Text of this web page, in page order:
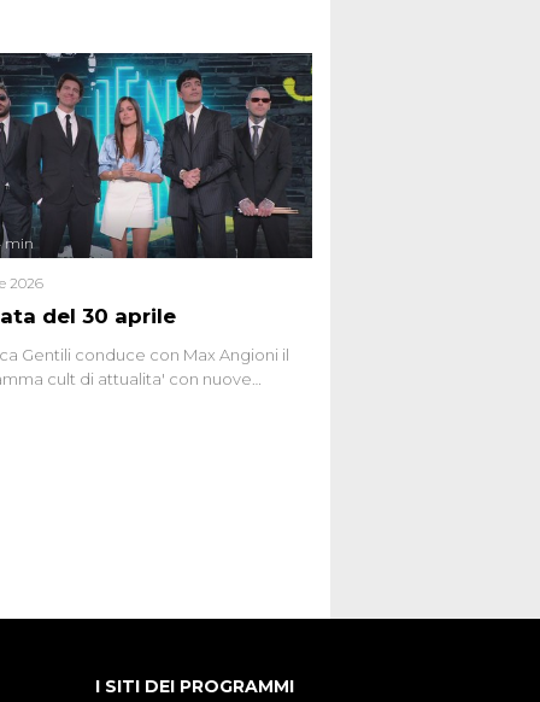
dei sospetti globali e del
che negli ultimi anni hanno
network, talk show, piazze digitali
collettivo.
del 30 aprile
min
2026
Gentili conduce con Max Angioni il
cult di attualita' con nuove
I SITI DEI PROGRAMMI